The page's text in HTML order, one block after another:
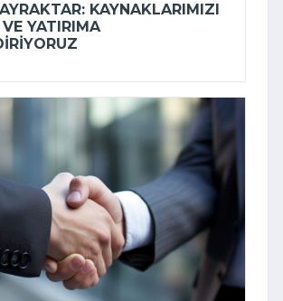
KAYNAKLARIMIZI
YATIRIMA